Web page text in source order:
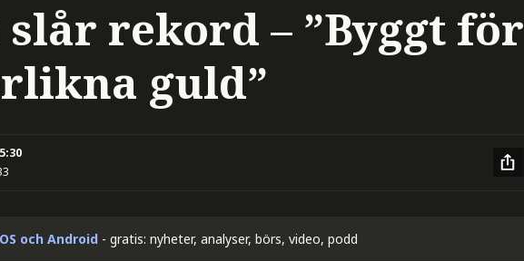
rekord – ”Byggt för
guld”
och Android - gratis: nyheter, analyser, börs, video, podd